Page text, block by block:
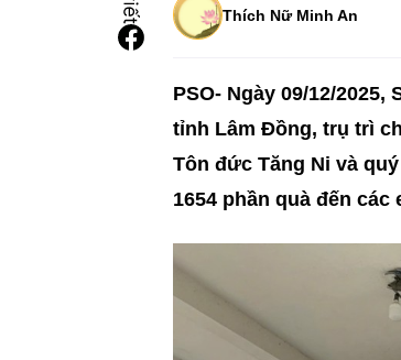
Thích Nữ Minh An
PSO- Ngày 09/12/
tỉnh Lâm Đồng, trụ trì
Tôn đức Tăng Ni và
1654 phần quà đến